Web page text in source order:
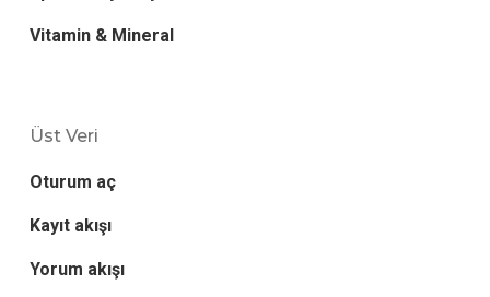
Vitamin & Mineral
Üst Veri
Oturum aç
Kayıt akışı
Yorum akışı